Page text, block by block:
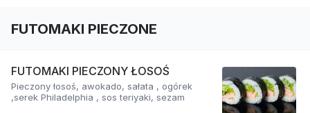
FUTOMAKI PIECZONE
FUTOMAKI PIECZONY ŁOSOŚ
Pieczony łosoś, awokado, sałata , ogórek
,serek Philadelphia , sos teriyaki, sezam